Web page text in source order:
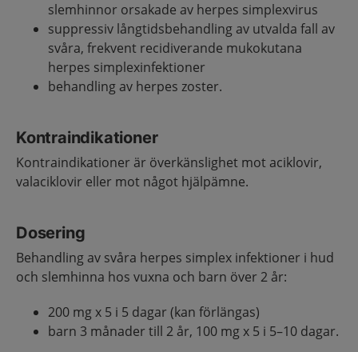
slemhinnor orsakade av herpes simplexvirus
suppressiv långtidsbehandling av utvalda fall av
svåra, frekvent recidiverande mukokutana
herpes simplexinfektioner
behandling av herpes zoster.
Kontraindikationer
Kontraindikationer är överkänslighet mot aciklovir,
valaciklovir eller mot något hjälpämne.
Dosering
Behandling av svåra herpes simplex infektioner i hud
och slemhinna hos vuxna och barn över 2 år:
200 mg x 5 i 5 dagar (kan förlängas)
barn 3 månader till 2 år, 100 mg x 5 i 5–10 dagar.